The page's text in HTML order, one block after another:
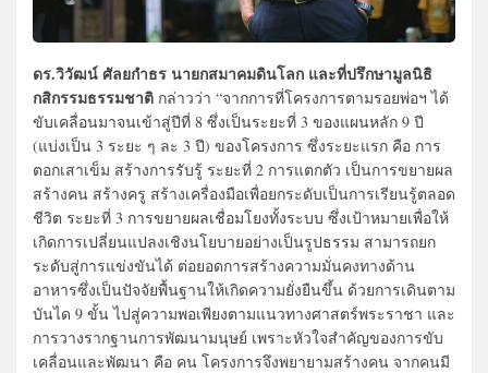
ดร.วิวัฒน์ ศัลยกำธร นายกสมาคมดินโลก และที่ปรึกษามูลนิธิ
กสิกรรมธรรมชาติ กล่าวว่า “จากการที่โครงการตามรอยพ่อฯ ได้
ขับเคลื่อนมาจนเข้าสู่ปีที่ 8 ซึ่งเป็นระยะที่ 3 ของแผนหลัก 9 ปี
(แบ่งเป็น 3 ระยะ ๆ ละ 3 ปี) ของโครงการ ซึ่งระยะแรก คือ การ
ตอกเสาเข็ม สร้างการรับรู้ ระยะที่ 2 การแตกตัว เป็นการขยายผล
สร้างคน สร้างครู สร้างเครื่องมือเพื่อยกระดับเป็นการเรียนรู้ตลอด
ชีวิต ระยะที่ 3 การขยายผลเชื่อมโยงทั้งระบบ ซึ่งเป้าหมายเพื่อให้
เกิดการเปลี่ยนแปลงเชิงนโยบายอย่างเป็นรูปธรรม สามารถยก
ระดับสู่การแข่งขันได้ ต่อยอดการสร้างความมั่นคงทางด้าน
อาหารซึ่งเป็นปัจจัยพื้นฐานให้เกิดความยั่งยืนขึ้น ด้วยการเดินตาม
บันได 9 ขั้น ไปสู่ความพอเพียงตามแนวทางศาสตร์พระราชา และ
การวางรากฐานการพัฒนามนุษย์ เพราะหัวใจสำคัญของการขับ
เคลื่อนและพัฒนา คือ คน โครงการจึงพยายามสร้างคน จากคนมี